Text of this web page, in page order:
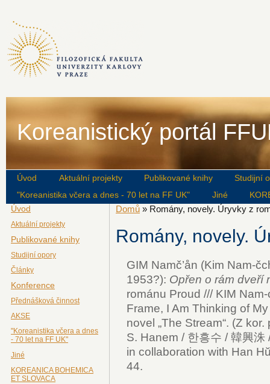
Koreanistický portál
Úvod Aktuální projekty Publikované knihy
Studijní
"Koreanistika včera a dnes - 70 let na FF UK"
Jiné
Úvod
Aktuální projekty
Publikované knihy
Studijní opory
Články
Konference
Přednášková činnost
AKSE
"Koreanistika včera a dnes
- 70 let na FF UK"
Jiné
KOREANICA BOHEMICA
ET SLOVACA
Domů » Romány, novely. Úryvky z
Romány, novely.
GIM Namč’ån (Kim Nam-
1953?): Opřen o rám dveří
románu Proud /// KIM
Frame, I Am Thinking of
novel „The Stream“. (Z
S. Hanem / 한흥수 / 韓興
in collaboration with Han
44.